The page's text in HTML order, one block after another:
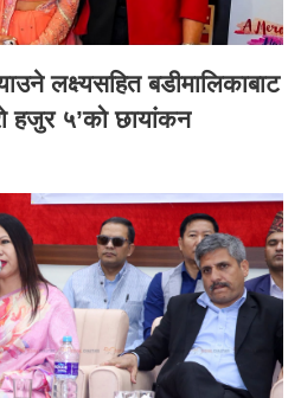
लक्ष्यसहित बडीमालिकाबाट
हजुर ५’को छायांकन